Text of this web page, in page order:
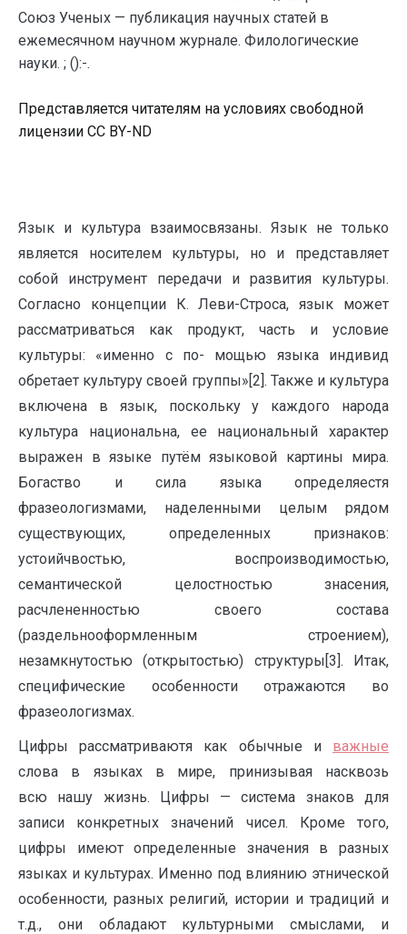
Союз Ученых — публикация научных статей в
ежемесячном научном журнале. Филологические
науки. ; ():-.
Представляется читателям на условиях свободной
лицензии CC BY-ND
Язык и культура взаимосвязаны. Язык не только
является носителем культуры, но и представляет
собой инструмент передачи и развития культуры.
Согласно концепции К. Леви-Строса, язык может
рассматриваться как продукт, часть и условие
культуры: «именно с по- мощью языка индивид
обретает культуру своей группы»[2]. Также и культура
включена в язык, поскольку у каждого народа
культура национальна, ее национальный характер
выражен в языке путём языковой картины мира.
Богаство и сила языка определяестя
фразеологизмами, наделенными целым рядом
существующих, определенных признаков:
устоийчвостью, воспроизводимостью,
семантической целостностью знасения,
расчлененностью своего состава
(раздельнооформленным строением),
незамкнутостью (открытостью) структуры[3]. Итак,
специфические особенности отражаются во
фразеологизмах.
Цифры рассматриваютя как обычные и важные
слова в языках в мире, принизывая насквозь
всю нашу жизнь. Цифры — система знаков для
записи конкретных значений чисел. Кроме того,
цифры имеют определенные значения в разных
языках и культурах. Именно под влиянию этнической
особенности, разных религий, истории и традиций и
т.д., они обладают культурными смыслами, и